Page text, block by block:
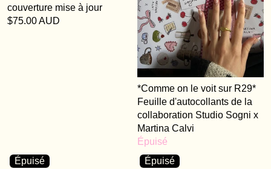
couverture mise à jour
$75.00 AUD
*Comme on le voit sur R29*
Feuille d'autocollants de la
collaboration Studio Sogni x
Martina Calvi
Épuisé
Épuisé
Épuisé